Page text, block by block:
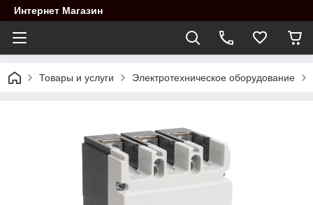
Интернет Магазин
Товары и услуги Электротехническое оборудование